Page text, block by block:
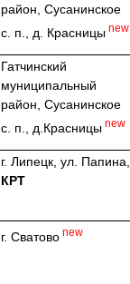
район, Сусанинское
с. п., д. Красницы new
Гатчинский
муниципальный
район, Сусанинское
с. п.,д.Красницы new
г. Липецк, ул. Папина,
КРТ
г. Сватово new